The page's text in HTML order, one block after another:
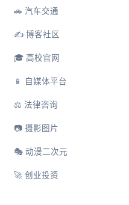
🚗 汽车交通
✍️ 博客社区
🎓 高校官网
📱 自媒体平台
⚖️ 法律咨询
📷 摄影图片
🎭 动漫二次元
🚀 创业投资